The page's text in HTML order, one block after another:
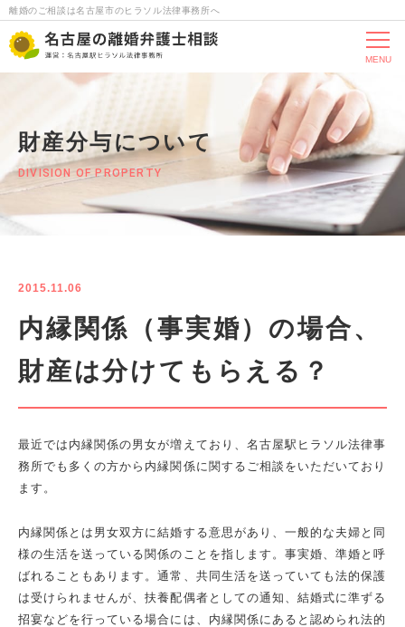
離婚のご相談は名古屋市のヒラソル法律事務所へ
MENU
財産分与について
DIVISION OF PROPERTY
2015.11.06
内縁関係（事実婚）の場合、
財産は分けてもらえる？
最近では内縁関係の男女が増えており、名古屋駅ヒラソル法律事
務所でも多くの方から内縁関係に関するご相談をいただいており
ます。
内縁関係とは男女双方に結婚する意思があり、一般的な夫婦と同
様の生活を送っている関係のことを指します。事実婚、準婚と呼
ばれることもあります。通常、共同生活を送っていても法的保護
は受けられませんが、扶養配偶者としての通知、結婚式に準ずる
招宴などを行っている場合には、内縁関係にあると認められ法的